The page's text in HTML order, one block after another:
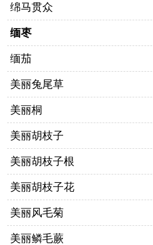
绵马贯众
缅枣
缅茄
美丽兔尾草
美丽桐
美丽胡枝子
美丽胡枝子根
美丽胡枝子花
美丽风毛菊
美丽鳞毛蕨